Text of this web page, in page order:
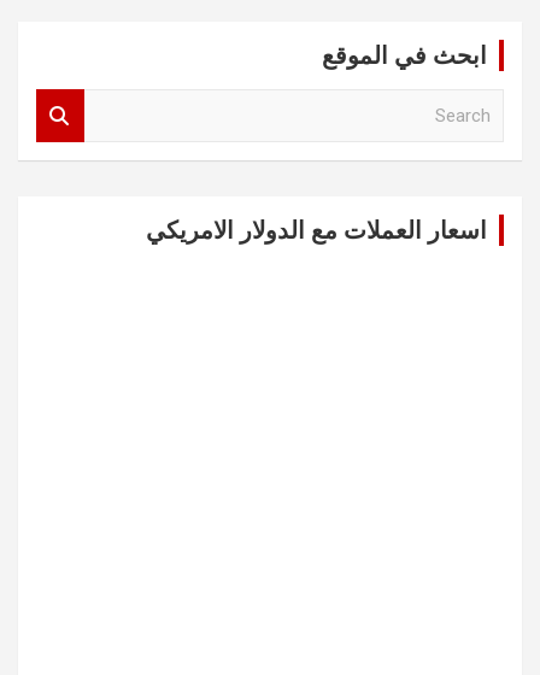
ابحث في الموقع
اسعار العملات مع الدولار الامريكي